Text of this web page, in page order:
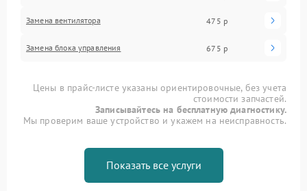
Замена вентилятора 475 р
Замена блока управления 675 р
Цены в прайс-листе указаны ориентировочные, без учета
стоимости запчастей.
Записывайтесь на бесплатную диагностику.
Мы проверим ваше устройство и укажем на неисправность.
Показать все услуги